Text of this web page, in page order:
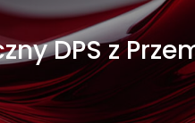
DPS z